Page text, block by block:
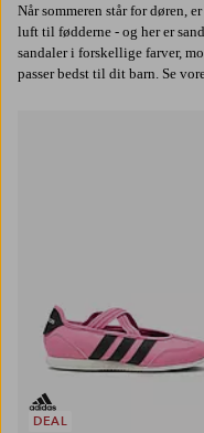
Når sommeren står for døren,
luft til fødderne - og her er
sandaler i forskellige farver,
passer bedst til dit barn. Se
DEAL